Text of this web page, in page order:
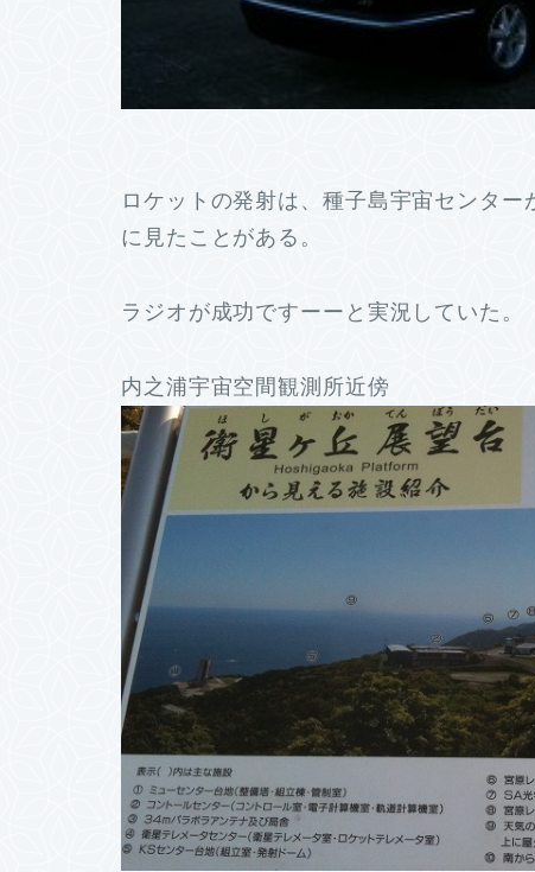
ロケットの発射は、種子島宇宙センタ
に見たことがある。
ラジオが成功ですーーと実況していた。
内之浦宇宙空間観測所近傍